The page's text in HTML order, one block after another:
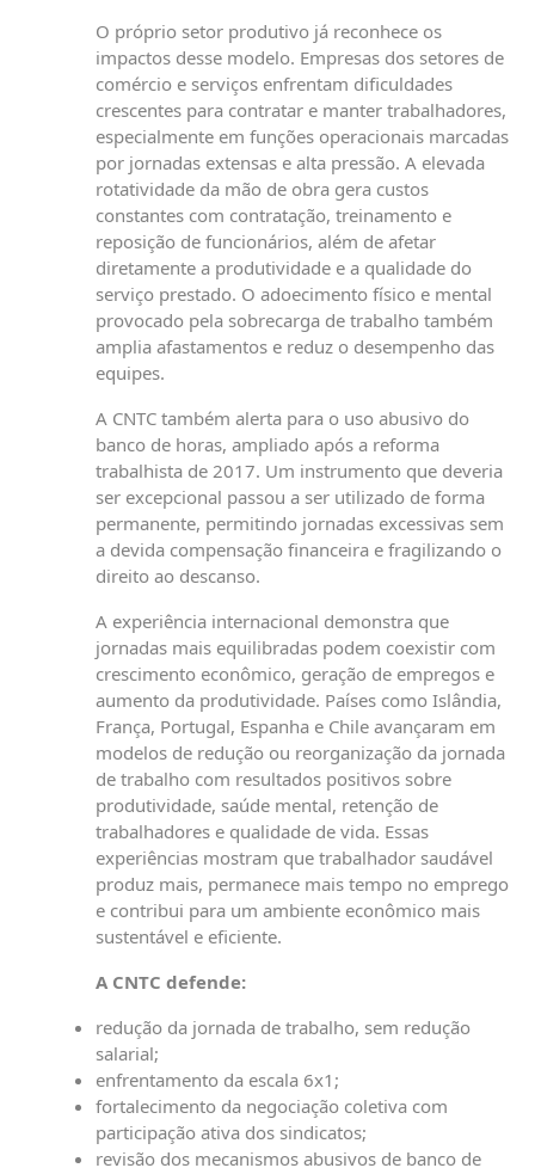
O próprio setor produtivo já reconhece os
impactos desse modelo. Empresas dos setores de
comércio e serviços enfrentam dificuldades
crescentes para contratar e manter trabalhadores,
especialmente em funções operacionais marcadas
por jornadas extensas e alta pressão. A elevada
rotatividade da mão de obra gera custos
constantes com contratação, treinamento e
reposição de funcionários, além de afetar
diretamente a produtividade e a qualidade do
serviço prestado. O adoecimento físico e mental
provocado pela sobrecarga de trabalho também
amplia afastamentos e reduz o desempenho das
equipes.
A CNTC também alerta para o uso abusivo do
banco de horas, ampliado após a reforma
trabalhista de 2017. Um instrumento que deveria
ser excepcional passou a ser utilizado de forma
permanente, permitindo jornadas excessivas sem
a devida compensação financeira e fragilizando o
direito ao descanso.
A experiência internacional demonstra que
jornadas mais equilibradas podem coexistir com
crescimento econômico, geração de empregos e
aumento da produtividade. Países como Islândia,
França, Portugal, Espanha e Chile avançaram em
modelos de redução ou reorganização da jornada
de trabalho com resultados positivos sobre
produtividade, saúde mental, retenção de
trabalhadores e qualidade de vida. Essas
experiências mostram que trabalhador saudável
produz mais, permanece mais tempo no emprego
e contribui para um ambiente econômico mais
sustentável e eficiente.
A CNTC defende:
redução da jornada de trabalho, sem redução
salarial;
enfrentamento da escala 6x1;
fortalecimento da negociação coletiva com
participação ativa dos sindicatos;
revisão dos mecanismos abusivos de banco de